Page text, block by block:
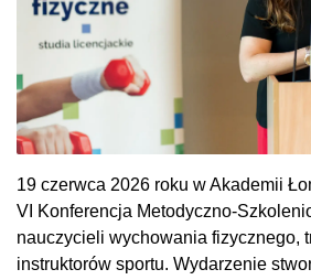
19 czerwca 2026 roku w Akademii
VI Konferencja Metodyczno-
nauczycieli wychowania fizycznego,
instruktorów sportu. Wydarzenie